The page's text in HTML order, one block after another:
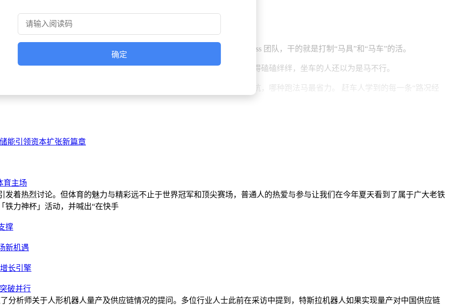
，还要组建团队去做 "Harness"。
它力大无穷，什么路都能跑。但光有马不行，你得让它拉车。这个 Harness 团队，干的就是打制“马具”和“马车”的活。
可能磨腿，缰绳可能太松，马车轮子还总掉。结果就是：马虽好，车跑得磕磕绊绊，坐车的人还以为是马不行。
打马具、造车。更关键的是，只有自己亲自赶车，才能感觉到哪段路有坑，哪种跑法马最省力。 赶车人学到的每一条“路况经
和测试；测试反馈：让 Agent 从测试输出中学习并自我修正。
能力。其在 SWE-bench Verified 取得的 87.60% 的惊人成绩，很大程度上得益于模型之外的工程能力，即上下文处理、工具编排
某位研究科学家在接受媒体采访时曾给出一个颇有预见性的判断：「做 Agent 的公司一年后都会消失，因为肯定做不过我
最终会收敛到拥有基础模型的公司手中，独立的 Agent 创业公司很难构筑起持久的壁垒。但收敛并不意味着“不做产品”。恰恰相
模型公司自己。
时的战略表述同频。Anthropic 在官方公告中明确提到：“AI 前沿正在从‘能回答的模型’转向‘能行动的智能体’，而智能体的
三方工具手里收回来，变成模型能力的自然延伸。
确定
能引领资本扩张新篇章
育主场
发着热烈讨论。但体育的魅力与精彩远不止于世界冠军和顶尖赛场，普通人的热爱与参与让我们在今年夏天看到了属于广大老铁
铁力神杯」活动，并喊出“在快手
撑
新机遇
长引擎
破并行
分析师关于人形机器人量产及供应链情况的提问。多位行业人士此前在采访中提到，特斯拉机器人如果实现量产对中国供应链